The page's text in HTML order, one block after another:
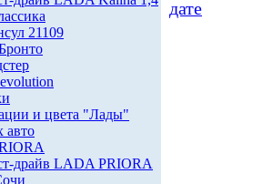
21109
и цвета "Лады"
авто
драйв LADA PRIORA
дате